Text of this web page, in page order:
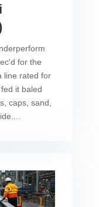
for the
line rated for
it baled
caps, sand,